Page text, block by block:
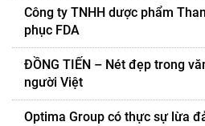
Công ty TNHH dược phẩm
phục FDA
ĐỒNG TIẾN – Nét đẹp trong
người Việt
Optima Group có thực sự lừa